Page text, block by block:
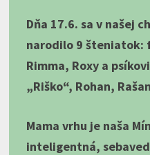
Dňa 17.6. sa v našej
narodilo 9 šteniatok:
Rimma, Roxy a
„Riško“, Rohan,
Mama vrhu je naša
inteligentná,